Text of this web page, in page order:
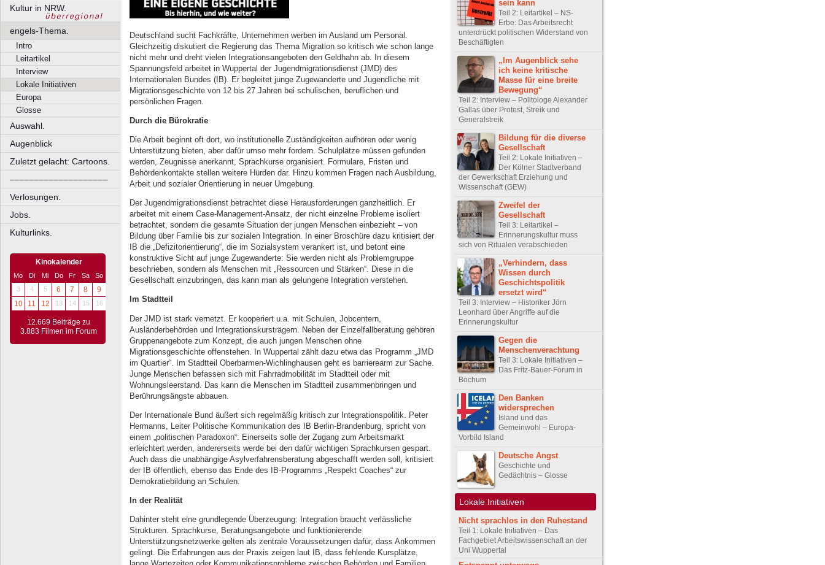
Kultur in NRW.
engels-Thema.
Intro
Leitartikel
Interview
Lokale Initiativen
Europa
Glosse
Auswahl.
Augenblick
Zuletzt gelacht: Cartoons.
––––––––––––––––––––
Verlosungen.
Jobs.
Kulturlinks.
Kinokalender
Mo Di Mi Do Fr Sa
So
3
4 5 6 7 8
9
10
11 12 13 14 15 16
12.669 Beiträge zu
3.883 Filmen im Forum
Deutschland sucht Fachkräfte, Unternehmen werben im Ausland um Personal.
Gleichzeitig diskutiert die Regierung das Thema Migration so kritisch wie schon lange
nicht mehr und dreht vielen Integrationsangeboten den Geldhahn ab. In diesem
Spannungsfeld arbeitet in Wuppertal der Jugendmigrationsdienst (JMD) des
Internationalen Bundes (IB). Er begleitet junge Zugewanderte und Jugendliche mit
Migrationsgeschichte von 12 bis 27 Jahren bei schulischen, beruflichen und
persönlichen Fragen.
Durch die Bürokratie
Die Arbeit beginnt oft dort, wo institutionelle Zuständigkeiten aufhören oder wenig
Unterstützung bieten, aber dafür umso mehr fordern. Schulplätze müssen gefunden
werden, Zeugnisse anerkannt, Sprachkurse organisiert. Formulare, Fristen und
Behördenkontakte stellen weitere Hürden dar. Hinzu kommen Fragen nach Ausbildung,
Arbeit und sozialer Orientierung in neuer Umgebung.
Der Jugendmigrationsdienst betrachtet diese Herausforderungen ganzheitlich. Er
arbeitet mit einem Case-Management-Ansatz, der nicht einzelne Probleme isoliert
betrachtet, sondern die gesamte Situation der jungen Menschen einbezieht – von
Bildung über Familie bis zur sozialen Integration. In einer Broschüre dazu kritisiert der
IB die „Defizitorientierung“, die im Sozialsystem verankert ist, und betont eine
konstruktive Sicht auf junge Zugewanderte: Sie werden nicht als Problemgruppe
beschrieben, sondern als Menschen mit „Ressourcen und Stärken“. Diese in die
Gesellschaft einzubringen, das kann man als gelungene Integration verstehen.
Im Stadtteil
Der JMD ist stark vernetzt. Er kooperiert u.a. mit Schulen, Jobcentern,
Ausländerbehörden und Integrationskursträgern. Neben der Einzelfallberatung gehören
Gruppenangebote zum Konzept, die auch jungen Menschen ohne
Migrationsgeschichte offenstehen. In Wuppertal zählt dazu etwa das Programm „JMD
im Quartier“. Im Stadtteil Oberbarmen-Wichlinghausen geht es barrierearm zur Sache.
Junge Menschen befassen sich mit Fahrradmobilität im Stadtteil oder mit
Wohnungsleerstand. Das kann die Menschen im Stadtteil zusammenbringen und
Berührungsängste abbauen.
Der Internationale Bund äußert sich regelmäßig kritisch zur Integrationspolitik. Peter
Hermanns, Leiter Politische Kommunikation des IB Berlin-Brandenburg, spricht von
einem „politischen Paradoxon“: Einerseits solle der Zugang zum Arbeitsmarkt
erleichtert werden, andererseits werde bei den dafür wichtigen Sprachkursen gespart.
Auch dass die unabhängige Asylverfahrensberatung abgeschafft werden soll, kritisiert
der IB öffentlich, ebenso das Ende des IB-Programms „Respekt Coaches“ zur
Demokratiebildung an Schulen.
In der Realität
Dahinter steht eine grundlegende Überzeugung: Integration braucht verlässliche
Strukturen. Sprachkurse, Beratungsangebote und funktionierende
Unterstützungsnetzwerke gelten als zentrale Voraussetzungen dafür, dass Ankommen
gelingt. Die Erfahrungen aus der Praxis zeigen laut IB, dass fehlende Kursplätze,
sein kann
Teil 2: Leitartikel – NS-
Erbe: Das Arbeitsrecht
unterdrückt politischen Widerstand von
Beschäftigten
„Im Augenblick sehe
ich keine kritische
Masse für eine breite
Bewegung“
Teil 2: Interview – Politologe Alexander
Gallas über Protest, Streik und
Generalstreik
Bildung für die diverse
Gesellschaft
Teil 2: Lokale Initiativen –
Der Kölner Stadtverband
der Gewerkschaft Erziehung und
Wissenschaft (GEW)
Zweifel der
Gesellschaft
Teil 3: Leitartikel –
Erinnerungskultur muss
sich von Ritualen verabschieden
„Verhindern, dass
Wissen durch
Geschichtspolitik
ersetzt wird“
Teil 3: Interview – Historiker Jörn
Leonhard über Angriffe auf die
Erinnerungskultur
Gegen die
Menschenverachtung
Teil 3: Lokale Initiativen –
Das Fritz-Bauer-Forum in
Bochum
Den Banken
widersprechen
Island und das
Gemeinwohl – Europa-
Vorbild Island
Deutsche Angst
Geschichte und
Gedächtnis – Glosse
Lokale Initiativen
Nicht sprachlos in den Ruhestand
Teil 1: Lokale Initiativen – Das
Fachgebiet Arbeitswissenschaft an der
Uni Wuppertal